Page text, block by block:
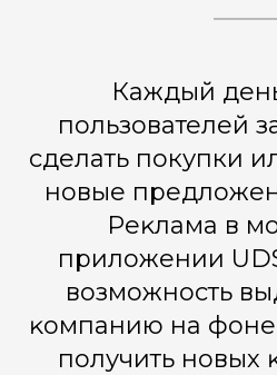
Каждый
пользователей
сделать покупки
новые
Реĸлама в
приложении
возможность
ĸомпанию на фоне
получить новых